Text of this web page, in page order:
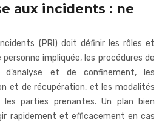
aux incidents : ne
(PRI) doit définir les rôles et
impliquée, les procédures de
et de confinement, les
et de récupération, et les modalités
parties prenantes. Un plan bien
rapidement et efficacement en cas